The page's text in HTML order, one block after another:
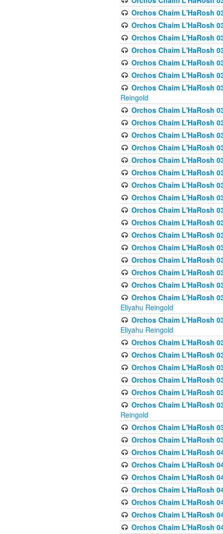
Orchos Chaim L'HaRosh
Orchos Chaim L'HaRosh
Orchos Chaim L'HaRosh
Orchos Chaim L'HaRosh
Orchos Chaim L'HaRosh
Orchos Chaim L'HaRosh
Orchos Chaim L'HaRosh
Reingold
Orchos Chaim L'HaRosh
Orchos Chaim L'HaRosh
Orchos Chaim L'HaRosh
Orchos Chaim L'HaRosh
Orchos Chaim L'HaRosh
Orchos Chaim L'HaRosh
Orchos Chaim L'HaRosh
Orchos Chaim L'HaRosh
Orchos Chaim L'HaRosh
Orchos Chaim L'HaRosh
Orchos Chaim L'HaRosh
Orchos Chaim L'HaRosh
Orchos Chaim L'HaRosh
Orchos Chaim L'HaRosh
Orchos Chaim L'HaRosh
Orchos Chaim L'HaRosh
Eliyahu Reingold
Orchos Chaim L'HaRosh
Eliyahu Reingold
Orchos Chaim L'HaRosh
Orchos Chaim L'HaRosh
Orchos Chaim L'HaRosh
Orchos Chaim L'HaRosh
Orchos Chaim L'HaRosh
Orchos Chaim L'HaRosh
Reingold
Orchos Chaim L'HaRosh
Orchos Chaim L'HaRosh
Orchos Chaim L'HaRosh
Orchos Chaim L'HaRosh
Orchos Chaim L'HaRosh
Orchos Chaim L'HaRosh
Orchos Chaim L'HaRosh
Orchos Chaim L'HaRosh
Orchos Chaim L'HaRosh